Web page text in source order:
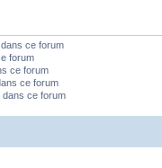
ce forum
forum
ce forum
ce forum
dans ce forum